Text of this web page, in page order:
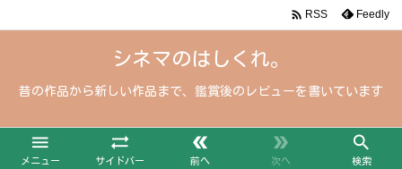
シネマのはしくれ。
昔の作品から新しい作品まで、鑑賞後のレビューを書いています

メニュー

サイドバー

前へ

次へ

検索
 RSS Feedly